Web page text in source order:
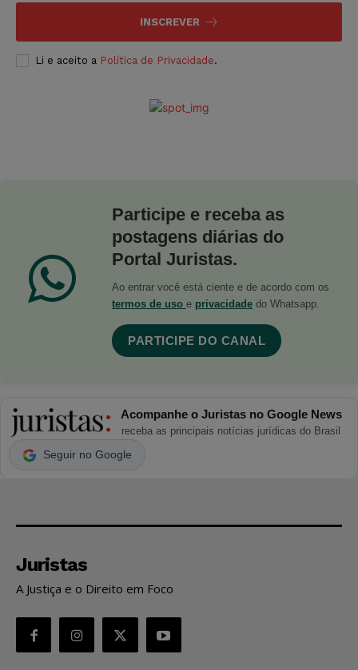
INSCREVER
Li e aceito a Política de Privacidade.
Participe e receba as
postagens diárias do
Portal Juristas.
Ao entrar você está ciente e de acordo com os
termos de uso e privacidade do Whatsapp.
PARTICIPE DO CANAL
Acompanhe o Juristas no Google News
receba as principais notícias jurídicas do Brasil
Seguir no Google
Juristas
A Justiça e o Direito em Foco